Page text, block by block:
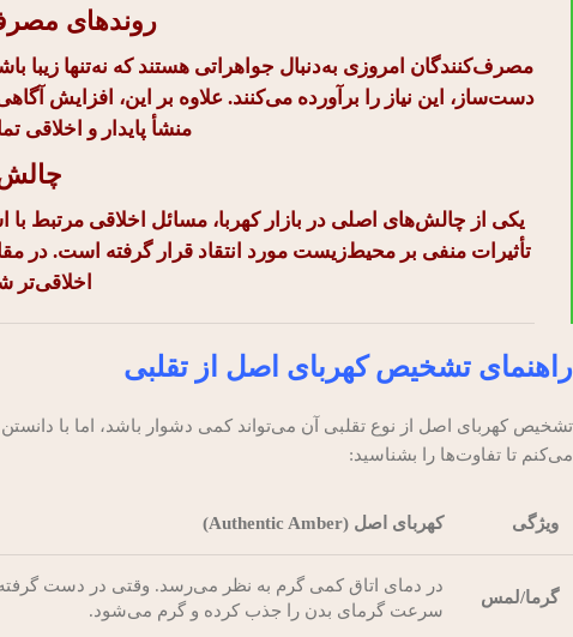
روندهای
مصرف‌کنندگان امروزی به‌دنبال جواهراتی هستند که نه‌تنها زیبا
دست‌ساز، این نیاز را برآورده می‌کنند. علاوه بر این،
منشأ پایدار و اخلاقی
یکی از چالش‌های اصلی در بازار کهربا، مسائل اخلاقی مرتبط
تأثیرات منفی بر محیط‌زیست مورد انتقاد قرار گرفته است. در
راهنمای تشخیص کهربای اصل از تقلبی
تشخیص کهربای اصل از نوع تقلبی آن می‌تواند کمی دشوار باشد، اما با
می‌کنم تا تفاوت‌ها را بشناسید:
ویژگی کهربای اصل (Authentic Amber)
گرما/لمس
در دمای اتاق کمی گرم به نظر می‌رسد. وقتی در دست
سرعت گرمای بدن را جذب کرده و گرم می‌شود.